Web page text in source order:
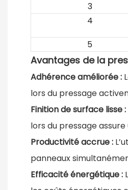
3
4
5
Avantages de la
Adhérence améliorée :
lors du pressage
Finition de surface lisse :
lors du pressage
Productivité accrue :
panneaux
Efficacité énergétique :